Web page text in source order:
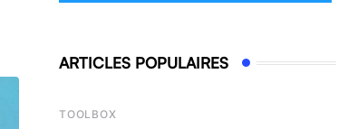
ARTICLES POPULAIRES
TOOLBOX